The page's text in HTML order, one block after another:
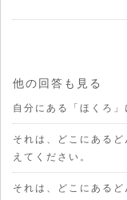
他の回答も見る
自分にある「ほくろ
それは、どこにある
えてください。
それは、どこにある